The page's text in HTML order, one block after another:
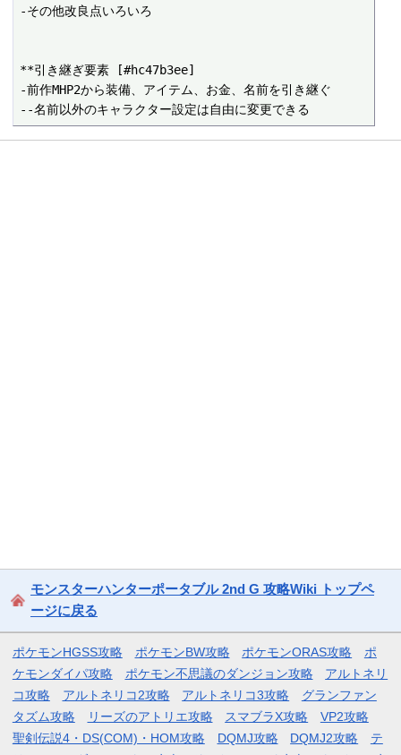
-その他改良点いろいろ
**引き継ぎ要素 [#hc47b3ee]
-前作MHP2から装備、アイテム、お金、名前を引き継ぐ
モンスターハンターポータブル 2nd G 攻略Wiki トップペ
ージに戻る
ポケモンHGSS攻略 ポケモンBW攻略 ポケモンORAS攻略
ポ
ケモンダイパ攻略
ポケモン不思議のダンジョン攻略
アルトネリ
コ攻略
アルトネリコ2攻略 アルトネリコ3攻略
グランファン
タズム攻略
リーズのアトリエ攻略 スマブラX攻略
VP2攻略
聖剣伝説4・DS(COM)・HOM攻略
DQMJ攻略 DQMJ2攻略
テ